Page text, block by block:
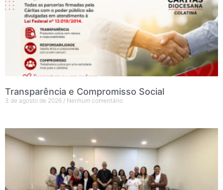
Transparência e Compromisso Social
3 de agosto de 2026 Nenhum comentário